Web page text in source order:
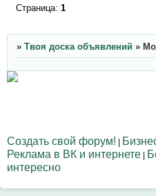
Страница: 1
» Твоя доска объявлений »
Создать свой форум! |
Реклама в ВК и интернете |
интересно